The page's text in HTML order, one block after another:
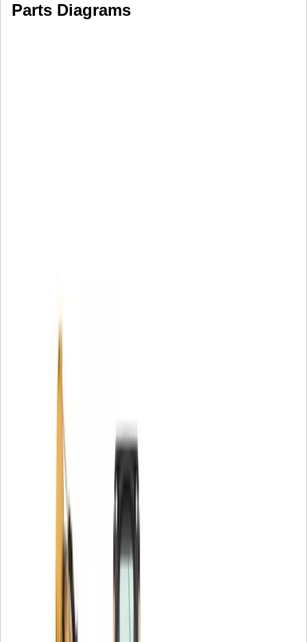
Parts Diagrams